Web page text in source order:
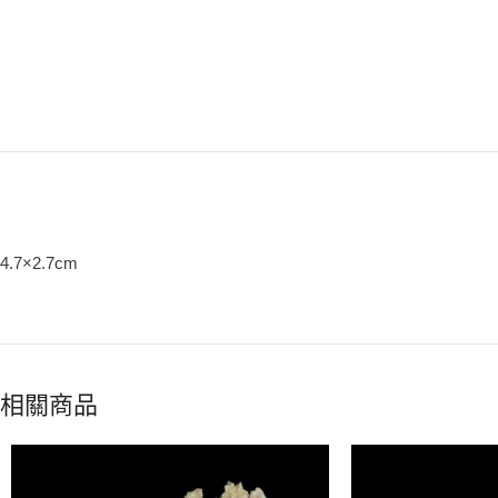
4.7×2.7cm
相關商品